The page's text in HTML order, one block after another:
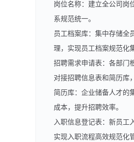
岗位名称：建立全公司岗
系规范统一。
员工档案库：集中存储全
理，实现员工档案规范化
招聘需求申请表：各部门
对接招聘信息表和简历库
简历库：企业储备人才的
成本，提升招聘效率。
入职信息登记表：新员工
实现入职流程高效规范化